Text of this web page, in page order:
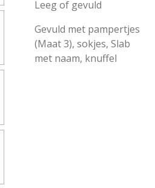
Leeg of gevuld
Gevuld met pampertjes
(Maat 3), sokjes, Slab
met naam, knuffel